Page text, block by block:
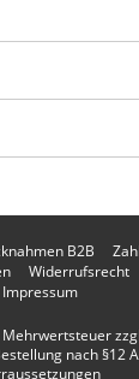
B2B
Widerrufsrecht
Impressum
nach §12